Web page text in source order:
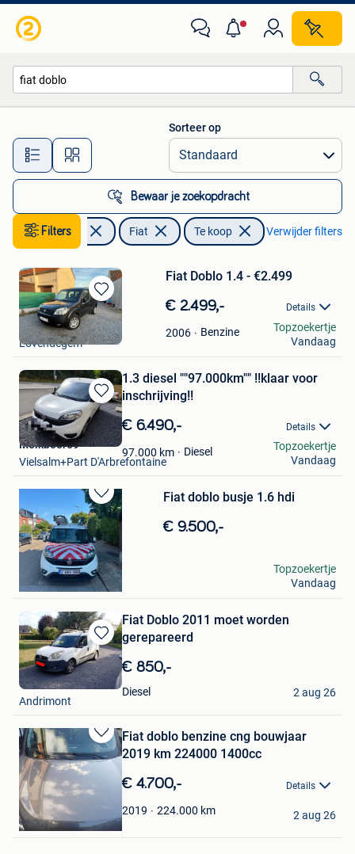
Alle afstanden…
Sorteer op
Bewaar je zoekopdracht
Filters
Auto's Fiat Te koop Verwijder filters
Bewaren
in
Mijn
Favorieten
Fiat Doblo 1.4 - €2.499
€ 2.499,- Details
2006 Benzine
Alphamotive
Lovendegem
Topzoekertje
Vandaag
Bewaren
in
Mijn
Favorieten
1.3 diesel ""97.000km"" !!klaar voor
inschrijving!!
€ 6.490,- Details
97.000 km Diesel
Melkboer69
Vielsalm+Part D'Arbrefontaine
Topzoekertje
Vandaag
Bewaren
in
Mijn
Favorieten
Fiat doblo busje 1.6 hdi
€ 9.500,-
Hicham Soussie
Antwerpen
Topzoekertje
Vandaag
Bewaren
in
Mijn
Favorieten
Fiat Doblo 2011 moet worden
gerepareerd
€ 850,-
Diesel
Umit
Andrimont
2 aug 26
Bewaren
in
Mijn
Favorieten
Fiat doblo benzine cng bouwjaar
2019 km 224000 1400cc
€ 4.700,- Details
2019 224.000 km
Michele rossini
Anderlues
2 aug 26